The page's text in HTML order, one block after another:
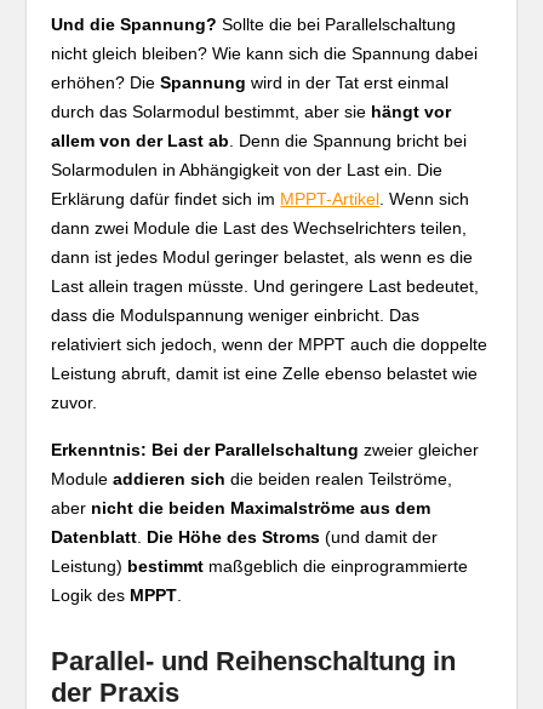
Und die Spannung? Sollte die bei Parallelschaltung
nicht gleich bleiben? Wie kann sich die Spannung dabei
erhöhen? DieSpannung wird in der Tat erst einmal
durch das Solarmodul bestimmt, aber sie hängt vor
allem von der Last ab . Denn die Spannung bricht bei
Solarmodulen in Abhängigkeit von der Last ein. Die
Erklärung dafür findet sich im MPPT-Artikel . Wenn sich
dann zwei Module die Last des Wechselrichters teilen,
dann ist jedes Modul geringer belastet, als wenn es die
Last allein tragen müsste. Und geringere Last bedeutet,
dass die Modulspannung weniger einbricht. Das
relativiert sich jedoch, wenn der MPPT auch die doppelte
Leistung abruft, damit ist eine Zelle ebenso belastet wie
zuvor.
Erkenntnis: Bei der Parallelschaltung zweier gleicher
Moduleaddieren sich die beiden realen Teilströme,
aber nicht die beiden Maximalströme aus dem
Datenblatt Die Höhe des Stroms (und damit der
Leistung) bestimmt maßgeblich die einprogrammierte
Logik des MPPT
Parallel- und Reihenschaltung in
der Praxis